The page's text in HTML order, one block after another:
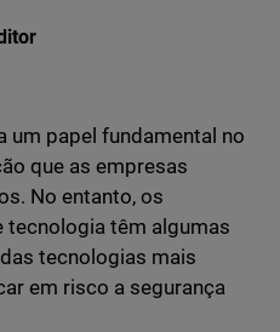
on Reddit
um papel fundamental no
que as empresas
No entanto, os
têm algumas
tecnologias mais
em risco a segurança